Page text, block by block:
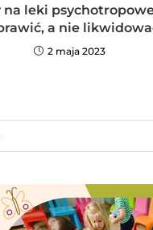
na leki
a nie
2 maja 2023